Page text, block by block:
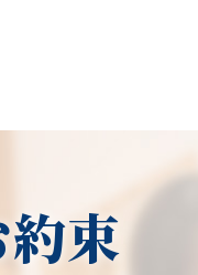
束